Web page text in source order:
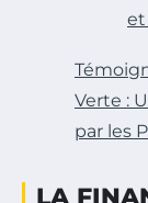
et
Verte :
par les
LA